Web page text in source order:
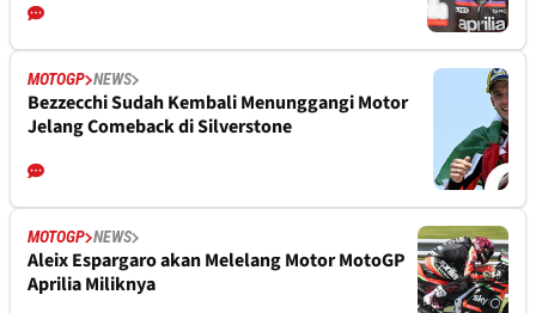
MOTOGP NEWS
Bezzecchi Sudah Kembali Menunggangi Motor
Jelang Comeback di Silverstone
MOTOGP NEWS
Aleix Espargaro akan Melelang Motor MotoGP
Aprilia Miliknya